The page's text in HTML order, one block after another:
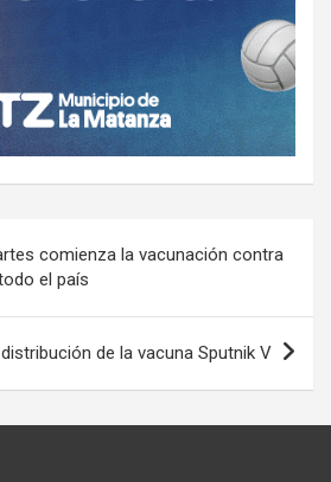
comienza la vacunación contra
el país
de la vacuna Sputnik V